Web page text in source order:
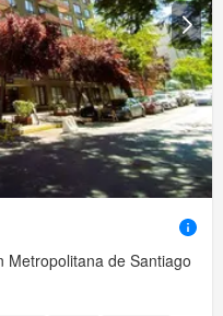
Metropolitana de Santiago